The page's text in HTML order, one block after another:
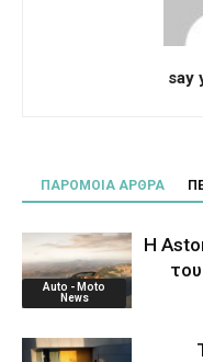
say
ΠΑΡΟΜΟΙΑ ΑΡΘΡΑ
Auto - Moto
News
Η